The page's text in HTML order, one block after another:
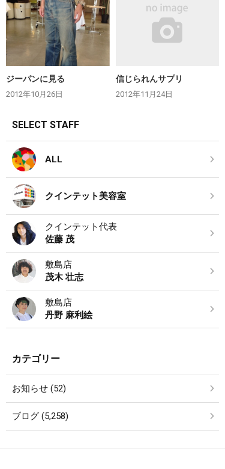
ジーパンに見る
2012年10月26日
信じられんサプリ
2012年11月24日
SELECT STAFF
ALL
クインテット美容室
クインテット代表
佐藤 茂
敷島店
茂木 壮志
敷島店
丹野 麻利絵
カテゴリー
お知らせ (52)
ブログ (5,258)